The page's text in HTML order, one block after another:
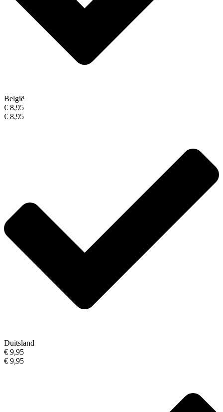
België
€ 8,95
€ 8,95
Duitsland
€ 9,95
€ 9,95